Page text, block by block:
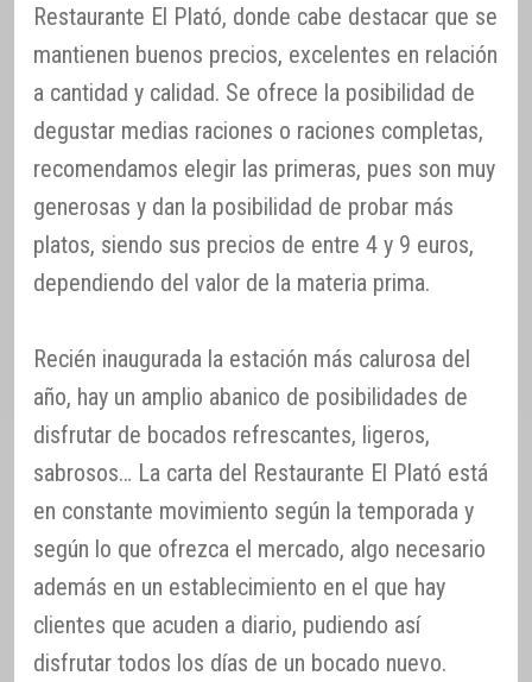
Restaurante El Plató, donde cabe destacar que se
mantienen buenos precios, excelentes en relación
a cantidad y calidad. Se ofrece la posibilidad de
degustar medias raciones o raciones completas,
recomendamos elegir las primeras, pues son muy
generosas y dan la posibilidad de probar más
platos, siendo sus precios de entre 4 y 9 euros,
dependiendo del valor de la materia prima.
Recién inaugurada la estación más calurosa del
año, hay un amplio abanico de posibilidades de
disfrutar de bocados refrescantes, ligeros,
sabrosos… La carta del Restaurante El Plató está
en constante movimiento según la temporada y
según lo que ofrezca el mercado, algo necesario
además en un establecimiento en el que hay
clientes que acuden a diario, pudiendo así
disfrutar todos los días de un bocado nuevo.